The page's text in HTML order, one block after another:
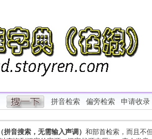
拼音检索 偏旁检索 申请收录
拼音搜索，无需输入声调） 和部首检索，而且不